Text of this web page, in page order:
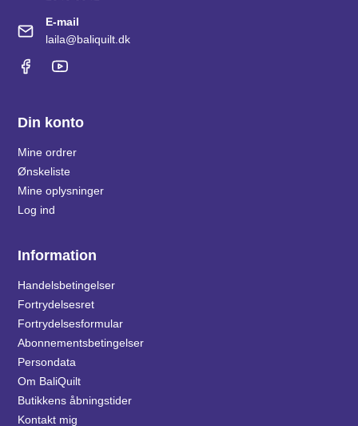
E-mail
laila@baliquilt.dk
Din konto
Mine ordrer
Ønskeliste
Mine oplysninger
Log ind
Information
Handelsbetingelser
Fortrydelsesret
Fortrydelsesformular
Abonnementsbetingelser
Persondata
Om BaliQuilt
Butikkens åbningstider
Kontakt mig